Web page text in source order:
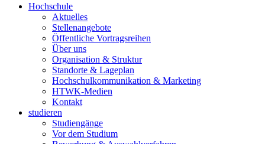
Hochschule
Aktuelles
Stellenangebote
Öffentliche Vortragsreihen
Über uns
Organisation & Struktur
Standorte & Lageplan
Hochschulkommunikation & Marketing
HTWK-Medien
Kontakt
studieren
Studiengänge
Vor dem Studium